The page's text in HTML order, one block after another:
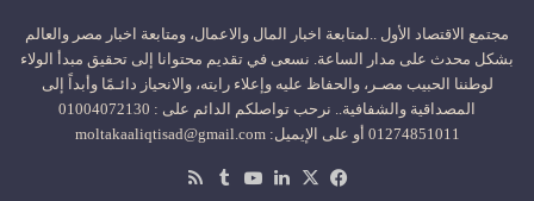
مجتمع الاقتصاد الأول ..لمتابعة اخبار المال والاعمال، ومتابعة اخبار مصر والعالم
بشكل محدث على مدار الساعة. نسعى في تقديم محتوانا إلى تحقيق مبدأ الولاء
لوطننا الحبيب مصـر، والحفاظ عليه وإعلاء رايته، والانحياز دائـمًا وأبداً إلى
المصداقية والشفافية.. نرحب تواصلكم الدائم على : 01004072130
01274851011 أو على الإيميل: moltakaaliqtisad@gmail.com
فيسبوك
‫X لينكدإن‫YouTube